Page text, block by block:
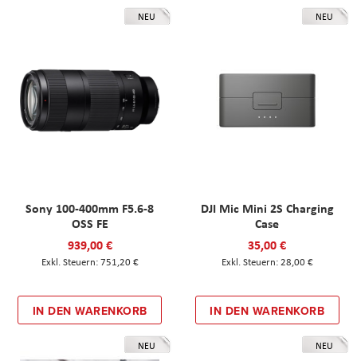
NEU
Sony 100-400mm F5.6-8
OSS FE
939,00 €
751,20 €
IN DEN WARENKORB
NEU
DJI Mic Mini 2S Charging
Case
35,00 €
28,00 €
IN DEN WARENKORB
NEU NEU